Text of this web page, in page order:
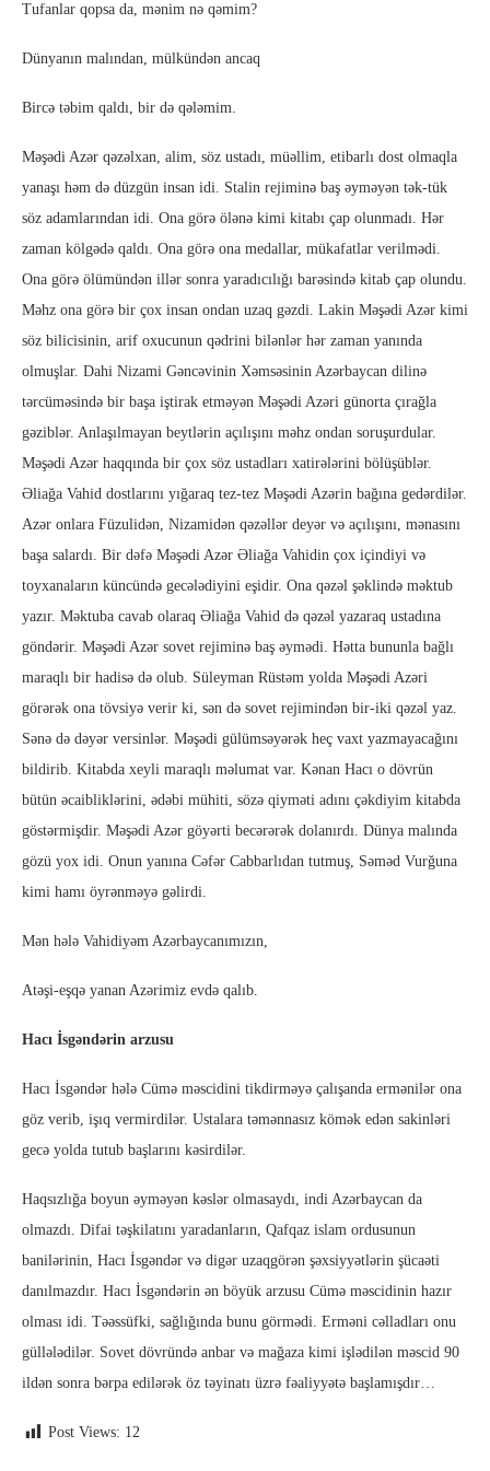
Tufanlar qopsa da, mənim nə qəmim?
Dünyanın malından, mülkündən ancaq
Bircə təbim qaldı, bir də qələmim.
Məşədi Azər qəzəlxan, alim, söz ustadı, müəllim, etibarlı dost olmaqla
yanaşı həm də düzgün insan idi. Stalin rejiminə baş əyməyən tək-tük
söz adamlarından idi. Ona görə ölənə kimi kitabı çap olunmadı. Hər
zaman kölgədə qaldı. Ona görə ona medallar, mükafatlar verilmədi.
Ona görə ölümündən illər sonra yaradıcılığı barəsində kitab çap olundu.
Məhz ona görə bir çox insan ondan uzaq gəzdi. Lakin Məşədi Azər kimi
söz bilicisinin, arif oxucunun qədrini bilənlər hər zaman yanında
olmuşlar. Dahi Nizami Gəncəvinin Xəmsəsinin Azərbaycan dilinə
tərcüməsində bir başa iştirak etməyən Məşədi Azəri günorta çırağla
gəziblər. Anlaşılmayan beytlərin açılışını məhz ondan soruşurdular.
Məşədi Azər haqqında bir çox söz ustadları xatirələrini bölüşüblər.
Əliağa Vahid dostlarını yığaraq tez-tez Məşədi Azərin bağına gedərdilər.
Azər onlara Füzulidən, Nizamidən qəzəllər deyər və açılışını, mənasını
başa salardı. Bir dəfə Məşədi Azər Əliağa Vahidin çox içindiyi və
toyxanaların küncündə gecələdiyini eşidir. Ona qəzəl şəklində məktub
yazır. Məktuba cavab olaraq Əliağa Vahid də qəzəl yazaraq ustadına
göndərir. Məşədi Azər sovet rejiminə baş əymədi. Hətta bununla bağlı
maraqlı bir hadisə də olub. Süleyman Rüstəm yolda Məşədi Azəri
görərək ona tövsiyə verir ki, sən də sovet rejimindən bir-iki qəzəl yaz.
Sənə də dəyər versinlər. Məşədi gülümsəyərək heç vaxt yazmayacağını
bildirib. Kitabda xeyli maraqlı məlumat var. Kənan Hacı o dövrün
bütün əcaibliklərini, ədəbi mühiti, sözə qiyməti adını çəkdiyim kitabda
göstərmişdir. Məşədi Azər göyərti becərərək dolanırdı. Dünya malında
gözü yox idi. Onun yanına Cəfər Cabbarlıdan tutmuş, Səməd Vurğuna
kimi hamı öyrənməyə gəlirdi.
Mən hələ Vahidiyəm Azərbaycanımızın,
Atəşi-eşqə yanan Azərimiz evdə qalıb.
Hacı İsgəndərin arzusu
Hacı İsgəndər hələ Cümə məscidini tikdirməyə çalışanda ermənilər ona
göz verib, işıq vermirdilər. Ustalara təmənnasız kömək edən sakinləri
gecə yolda tutub başlarını kəsirdilər.
Haqsızlığa boyun əyməyən kəslər olmasaydı, indi Azərbaycan da
olmazdı. Difai təşkilatını yaradanların, Qafqaz islam ordusunun
banilərinin, Hacı İsgəndər və digər uzaqgörən şəxsiyyətlərin şücaəti
danılmazdır. Hacı İsgəndərin ən böyük arzusu Cümə məscidinin hazır
olması idi. Təəssüfki, sağlığında bunu görmədi. Erməni cəlladları onu
güllələdilər. Sovet dövründə anbar və mağaza kimi işlədilən məscid 90
ildən sonra bərpa edilərək öz təyinatı üzrə fəaliyyətə başlamışdır…
Post Views: 12